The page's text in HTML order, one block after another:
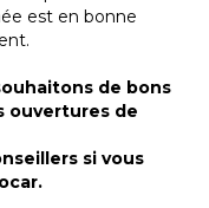
est en bonne
de bons
ouvertures de
si vous
.